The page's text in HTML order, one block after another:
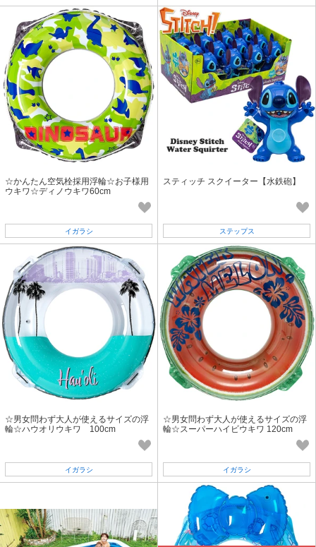
☆かんたん空気栓採用浮輪☆お子様用
ウキワ☆ディノウキワ60cm
イガラシ
スティッチ スクイーター【水鉄砲】
ステップス
☆男女問わず大人が使えるサイズの浮
輪☆ハウオリウキワ 100cm
イガラシ
☆男女問わず大人が使えるサイズの浮
輪☆スーパーハイビウキワ 120cm
イガラシ